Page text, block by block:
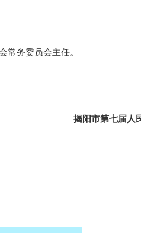
务委员会主任。
揭阳市第七届人民